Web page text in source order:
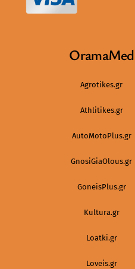
Agrotikes.gr
Athlitikes.gr
AutoMotoPlus.gr
GnosiGiaOlous.gr
GoneisPlus.gr
Kultura.gr
Loatki.gr
Loveis.gr